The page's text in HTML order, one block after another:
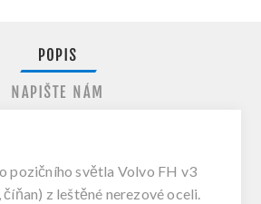
POPIS
NAPIŠTE NÁM
pozičního světla Volvo FH v3
z leštěné nerezové oceli.